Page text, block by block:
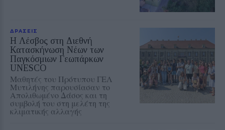
ΔΡΑΣΕΙΣ
Η Λέσβος στη Διεθνή
Κατασκήνωση Νέων των
Παγκόσμιων Γεωπάρκων
UNESCO
Μαθητές του Πρότυπου ΓΕΛ
Μυτιλήνης παρουσίασαν το
Απολιθωμένο Δάσος και τη
συμβολή του στη μελέτη της
κλιματικής αλλαγής